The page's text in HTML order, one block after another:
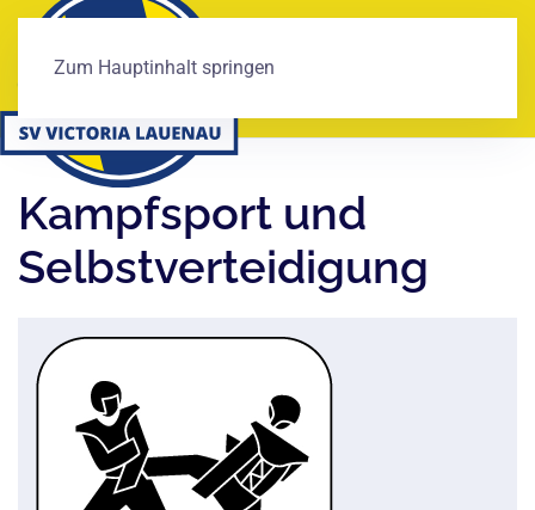
Zum Hauptinhalt springen
Kampfsport und
Selbstverteidigung